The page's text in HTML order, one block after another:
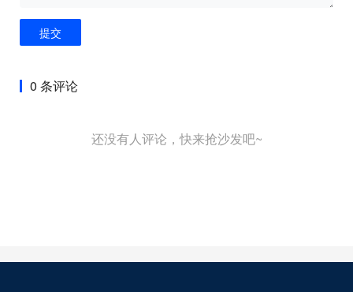
提交
0 条评论
还没有人评论，快来抢沙发吧~